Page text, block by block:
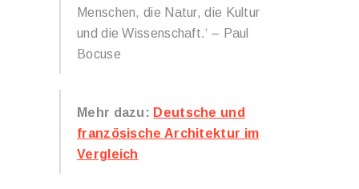
Menschen, die Natur, die Kultur
und die Wissenschaft.‘ – Paul
Bocuse
Mehr dazu: Deutsche und
französische Architektur im
Vergleich